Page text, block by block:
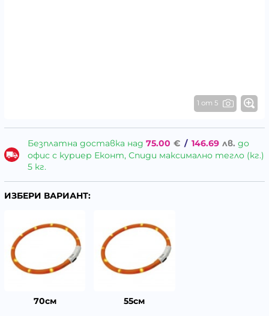
1 от 5
Безплатна доставка над 75.00 € / 146.69 лв. до
офис с куриер Еконт, Спиди максимално тегло (кг.)
5 кг.
ИЗБЕРИ ВАРИАНТ:
70см 55см